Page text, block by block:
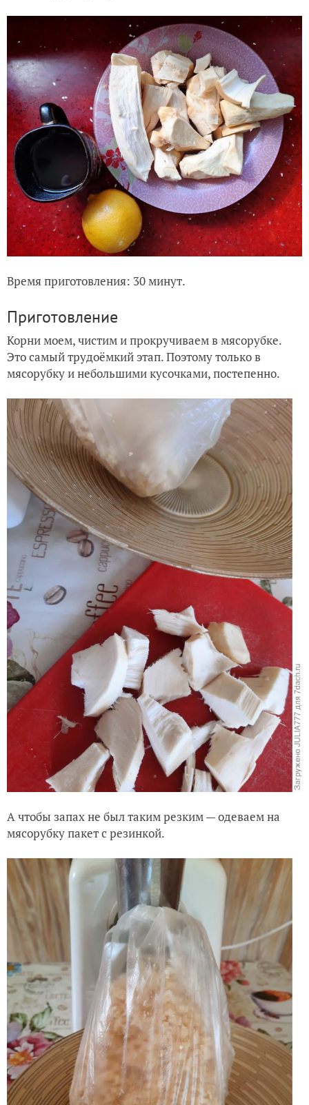
Время приготовления: 30 минут.
Приготовление
Корни моем, чистим и прокручиваем в мясорубке.
Это самый трудоёмкий этап. Поэтому только в
мясорубку и небольшими кусочками, постепенно.
А чтобы запах не был таким резким — одеваем на
мясорубку пакет с резинкой.